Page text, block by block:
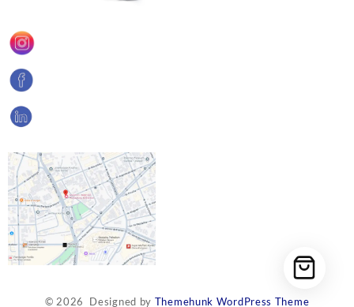
© 2026 Designed by Themehunk WordPress Theme